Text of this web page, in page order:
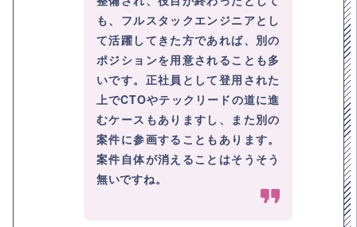
も、フルスタックエンジニアとし
て活躍してきた方であれば、別の
ポジションを用意されることも多
いです。正社員として登用された
上でCTOやテックリードの道に進
むケースもありますし、また別の
案件に参画することもあります。
案件自体が消えることはそうそう
無いですね。